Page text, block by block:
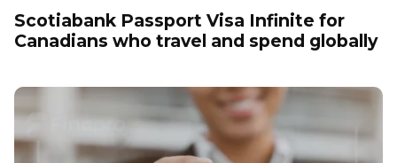
Scotiabank Passport Visa Infinite for
Canadians who travel and spend globally